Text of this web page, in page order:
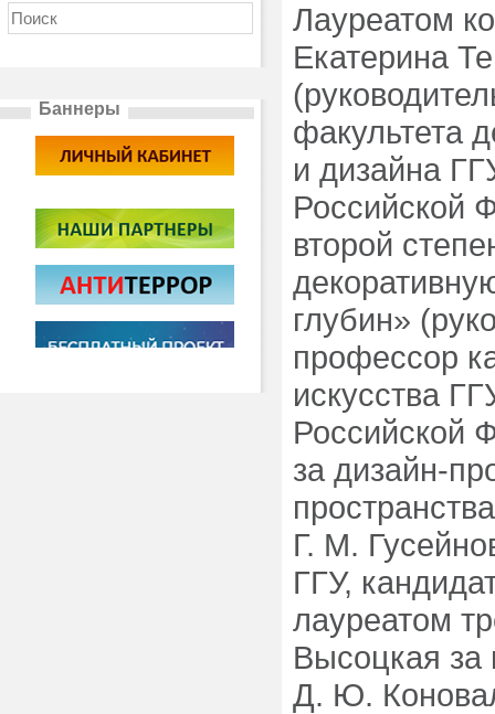
Баннеры
Лауреатом
Екатерина
факультета
и дизайна
Российской
второй
глубин»
профессор
искусства
Российской
за дизайн-
Г. М.
ГГУ,
лауреатом
Высоцкая за
Д. Ю.